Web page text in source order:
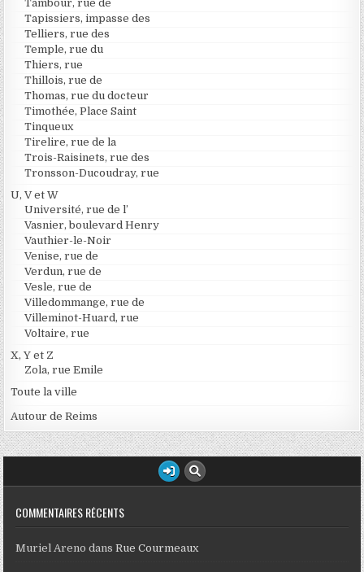
Tambour, rue de
Tapissiers, impasse des
Telliers, rue des
Temple, rue du
Thiers, rue
Thillois, rue de
Thomas, rue du docteur
Timothée, Place Saint
Tinqueux
Tirelire, rue de la
Trois-Raisinets, rue des
Tronsson-Ducoudray, rue
U, V et W
Université, rue de l’
Vasnier, boulevard Henry
Vauthier-le-Noir
Venise, rue de
Verdun, rue de
Vesle, rue de
Villedommange, rue de
Villeminot-Huard, rue
Voltaire, rue
X, Y et Z
Zola, rue Emile
Toute la ville
Autour de Reims
COMMENTAIRES RÉCENTS
Muriel Areno dansRue Courmeaux